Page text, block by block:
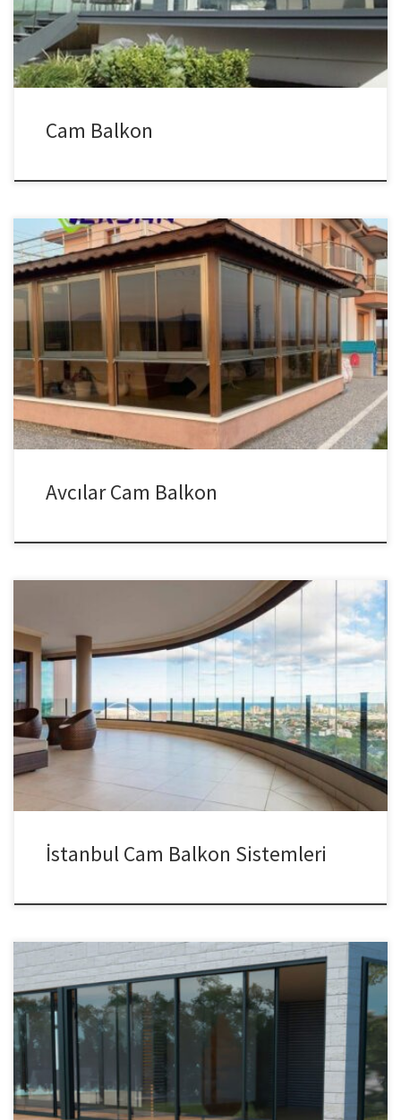
Balkon Çeşitleri Cam balkon sistemleri kullanım amacına, […]
Cam Balkon
Avcılar Cam balkon sistemleri, balkon veya terasları dış
etkenlerden koruyan, ısı ve ses yalıtımı sağlayan, yaşam alanınızı
daha konforlu hale getiren katlanır/kayar cam sistemleridir. Ayrı ayrı
ölçü ve malzeme seçenekleri ile uygulanır ve uzman ekiplerce
keşif sonrası montaj yapılması önerilir. Avcılar Giyotin Cam Balkon
Hizmeti Giyotin Cam Balkon Sistemleri – […]
Avcılar Cam Balkon
İstanbul Cam Balkon Sistemleri Her türlü balkon ve açık alanlarınız
tam teknolojik makinelerle ölçülür. Profesyonel ekip ve
ekipmanlarla montaj yapılır. Sınırsız hizmet , ücretsiz keşif ve
yedek parça garantisi. Her mekana uyumlu, kullanımı son derece
pratik ve uygun fiyatları ile katlanır cam balkonda en iyi çözümlerin
adresiyiz. Cam balkon sistemlerinde yılların […]
İstanbul Cam Balkon Sistemleri
Sürgülü Cam Balkon Son dönemde modern yapılar ve çağdaş
daire sistemlerinin hayatımıza girmesi ve yaygınlaşması ile birlikte
tasarım ve mimari sektörüne de yepyeni terimler girmeye
başlamıştır; bunlardan biri de cam balkon. “Cam balkon nedir?”
diye baktığınızda aslında cam balkon sistemlerini kolayca şu
şekilde özetlemek mümkün: Cam balkon sistemleri, balkon
içerisinde camların özel […]